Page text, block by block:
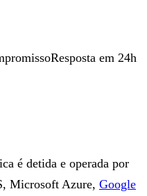
Resposta em 24h
é detida e operada por
Microsoft Azure, Google